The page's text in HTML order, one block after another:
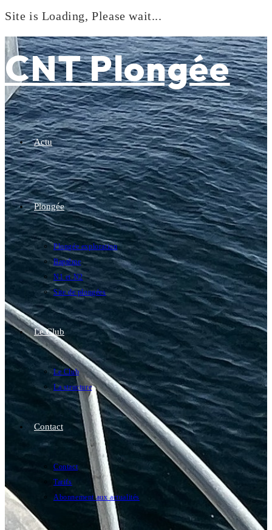
Site is Loading, Please wait...
to
content
CNT Plongée
Actu
Plongée
Plongée exploration
Baptême
N1 et N2
Site de plongées
Le Club
Le Club
La structure
Contact
Contact
Tarifs
Abonnement aux actualités